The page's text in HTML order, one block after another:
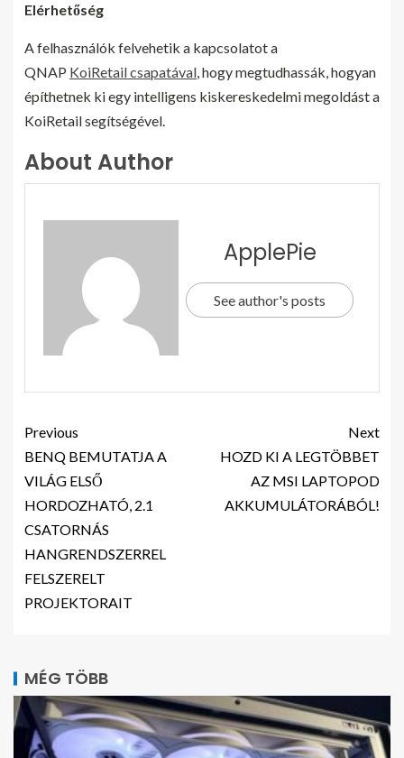
Elérhetőség
A felhasználók felvehetik a kapcsolatot a
QNAP KoiRetail csapatával, hogy megtudhassák, hogyan
építhetnek ki egy intelligens kiskereskedelmi megoldást a
KoiRetail segítségével.
About Author
ApplePie
See author's posts
Previous
BENQ BEMUTATJA A
VILÁG ELSŐ
HORDOZHATÓ, 2.1
CSATORNÁS
HANGRENDSZERREL
FELSZERELT
PROJEKTORAIT
Next
HOZD KI A LEGTÖBBET
AZ MSI LAPTOPOD
AKKUMULÁTORÁBÓL!
MÉG TÖBB